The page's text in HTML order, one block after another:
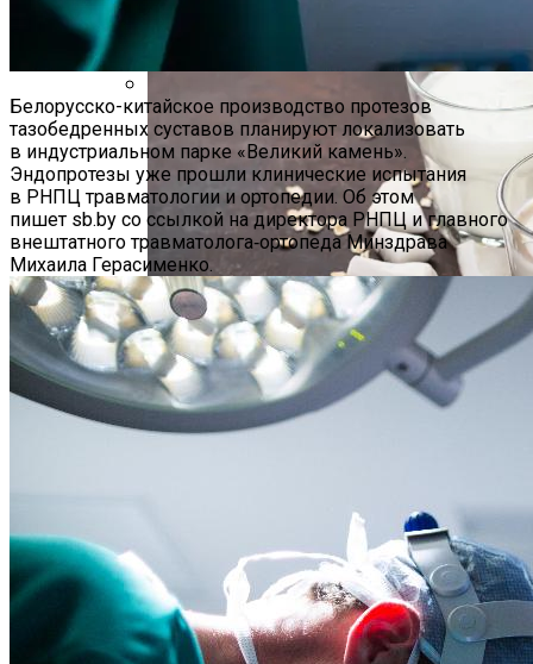
Около 26 Млн Поездок В День: Uber
Наконец-То Заработала В 2023 Году
Hyundai Santa Fe: Мощное Сочетание
Традиций И Новаций При Расходе 6 Л
На «сотню»
Какие Кредиты Дают В Беларуси
Безлактозное Молоко — Обычное
Молоко Или Хорошая Альтернатива?
Белорусско-китайское производство протезов
тазобедренных суставов планируют локализовать
в индустриальном парке «Великий камень».
Эндопротезы уже прошли клинические испытания
в РНПЦ травматологии и ортопедии. Об этом
пишет sb.by со ссылкой на директора РНПЦ и главного
внештатного травматолога‑ортопеда Минздрава
Михаила Герасименко.